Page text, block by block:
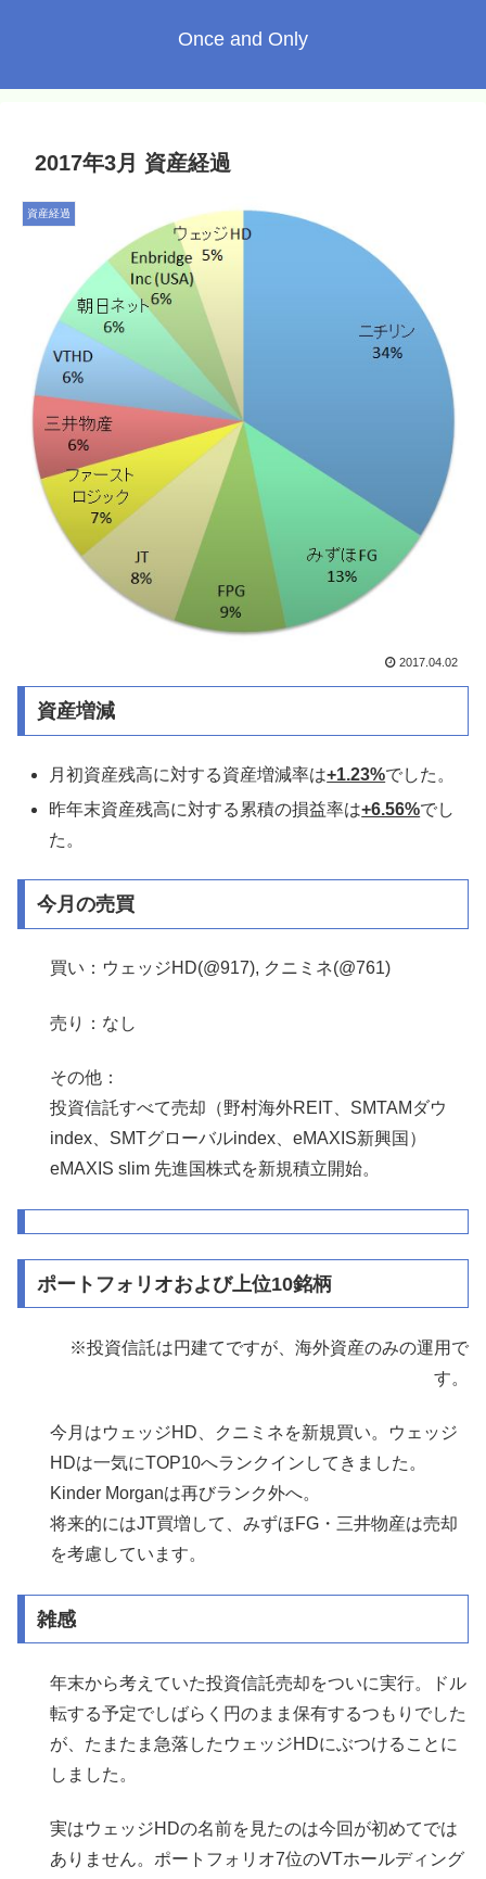
Once and Only
2017年3月 資産経過
資産経過
2017.04.02
資産増減
月初資産残高に対する資産増減率は+1.23%でした。
昨年末資産残高に対する累積の損益率は+6.56%でし
た。
今月の売買
買い：ウェッジHD(@917), クニミネ(@761)
売り：なし
その他：
投資信託すべて売却（野村海外REIT、SMTAMダウ
index、SMTグローバルindex、eMAXIS新興国）
eMAXIS slim 先進国株式を新規積立開始。
ポートフォリオおよび上位10銘柄
※投資信託は円建てですが、海外資産のみの運用で
す。
今月はウェッジHD、クニミネを新規買い。ウェッジ
HDは一気にTOP10へランクインしてきました。
Kinder Morganは再びランク外へ。
将来的にはJT買増して、みずほFG・三井物産は売却
を考慮しています。
雑感
年末から考えていた投資信託売却をついに実行。ドル
転する予定でしばらく円のまま保有するつもりでした
が、たまたま急落したウェッジHDにぶつけることに
しました。
実はウェッジHDの名前を見たのは今回が初めてでは
ありません。ポートフォリオ7位のVTホールディング